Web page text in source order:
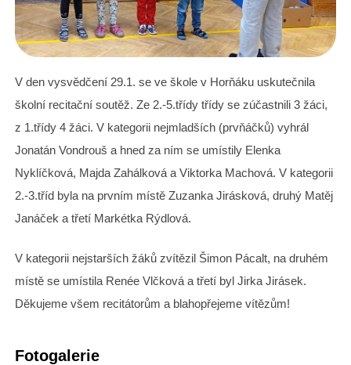
V den vysvědčení 29.1. se ve škole v Horňáku uskutečnila
školní recitační soutěž. Ze 2.-5.třídy třídy se zúčastnili 3 žáci,
z 1.třídy 4 žáci. V kategorii nejmladších (prvňáčků) vyhrál
Jonatán Vondrouš a hned za ním se umístily Elenka
Nyklíčková, Majda Zahálková a Viktorka Machová. V kategorii
2.-3.tříd byla na prvním místě Zuzanka Jirásková, druhý Matěj
Janáček a třetí Markétka Rýdlová.
V kategorii nejstarších žáků zvítězil Šimon Pácalt, na druhém
místě se umístila Renée Vlčková a třetí byl Jirka Jirásek.
Děkujeme všem recitátorům a blahopřejeme vítězům!
Fotogalerie